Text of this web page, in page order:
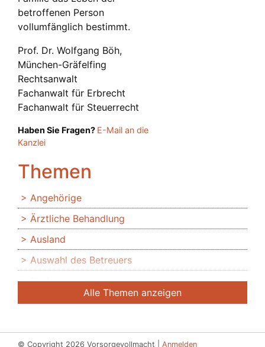
betroffenen Person
vollumfänglich bestimmt.
Prof. Dr. Wolfgang Böh,
München-Gräfelfing
Rechtsanwalt
Fachanwalt für Erbrecht
Fachanwalt für Steuerrecht
Haben Sie Fragen? E-Mail an die
Kanzlei
Themen
Angehörige
Ärztliche Behandlung
Ausland
Auswahl des Betreuers
Banken
Bedingte Vollmacht
Beglaubigung
Alle Themen anzeigen
© Copyright 2026 Vorsorgevollmacht | Anmelden